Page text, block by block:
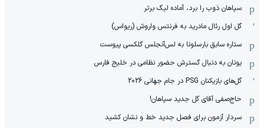
سپاهان ذوب را برد، آماده لیگ برتر
گل اول رئال مادرید به فرنتس واروش (ریواس)
ستاره سابق بارسلونا به لس‌آنجلس گلکسی پیوست
یونان به دنبال گسترش حضور نظامی در خلیج فارس
گل‌های بازیکنان PSG در جام جهانی 2026
حاج‌صفی آقای گل جدید سپاهان!
سردار آزمون برای فصل جدید خط و نشان کشید